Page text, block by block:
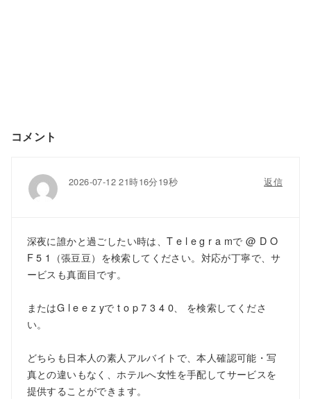
コメント
2026-07-12 21時16分19秒 返信
深夜に誰かと過ごしたい時は、T e l e g r a mで @ D O
F 5 1（張豆豆）を検索してください。対応が丁寧で、サ
ービスも真面目です。
またはG l e e z yで t o p 7 3 4 0、 を検索してくださ
い。
どちらも日本人の素人アルバイトで、本人確認可能・写
真との違いもなく、ホテルへ女性を手配してサービスを
提供することができます。